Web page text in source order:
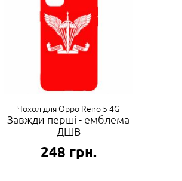
Чохол для Oppo Reno 5 4G
Завжди перші - емблема
ДШВ
248 грн.